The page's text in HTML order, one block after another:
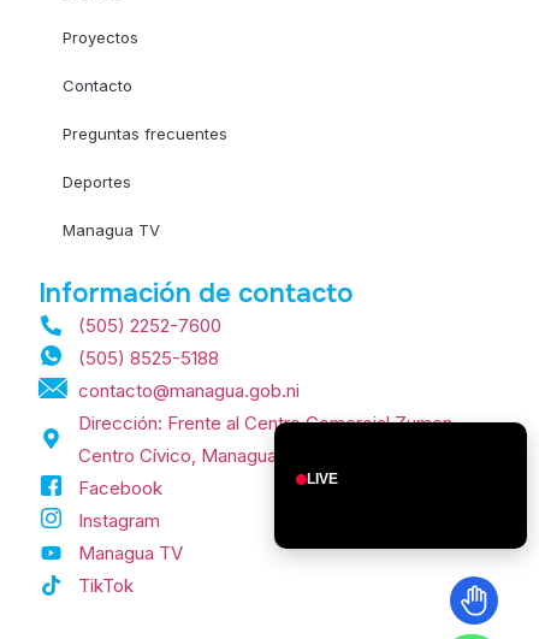
Proyectos
Contacto
Preguntas frecuentes
Deportes
Managua TV
Información de contacto
(505) 2252-7600
(505) 8525-5188
contacto@managua.gob.ni
Dirección: Frente al Centro Comercial Zumen,
Centro Cívico, Managua, Nicaragua.
Facebook
Instagram
Managua TV
TikTok
LIVE